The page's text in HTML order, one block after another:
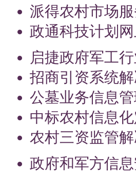
派得农村市场
政通科技计划
启捷政府军工
招商引资系统
公墓业务信息
中标农村信息
农村三资监管
政府和军方信